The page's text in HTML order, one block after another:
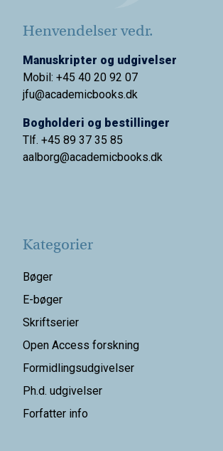
Henvendelser vedr.
Manuskripter og udgivelser
Mobil: +45 40 20 92 07
jfu@academicbooks.dk
Bogholderi og bestillinger
Tlf. +45 89 37 35 85
aalborg@academicbooks.dk
Kategorier
Bøger
E-bøger
Skriftserier
Open Access forskning
Formidlingsudgivelser
Ph.d. udgivelser
Forfatter info